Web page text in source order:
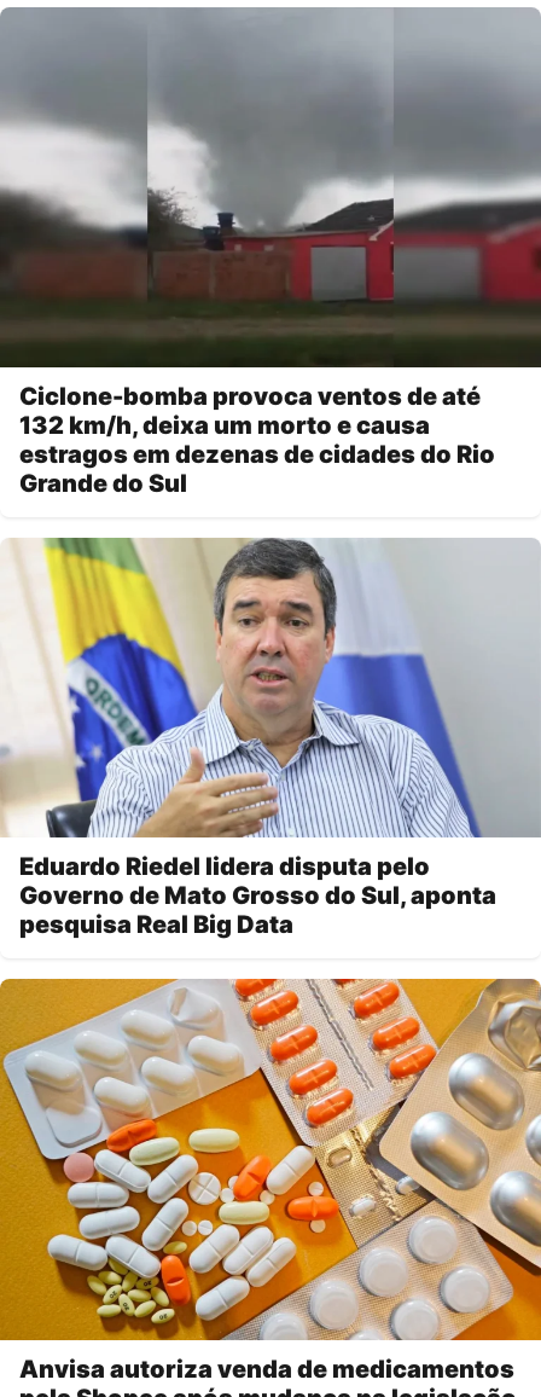
Ciclone-bomba provoca ventos de até
132 km/h, deixa um morto e causa
estragos em dezenas de cidades do Rio
Grande do Sul
Eduardo Riedel lidera disputa pelo
Governo de Mato Grosso do Sul, aponta
pesquisa Real Big Data
Anvisa autoriza venda de medicamentos